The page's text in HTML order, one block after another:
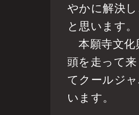
やかに解決
と思います。
本願寺文化
頭を走って
てクールジ
います。